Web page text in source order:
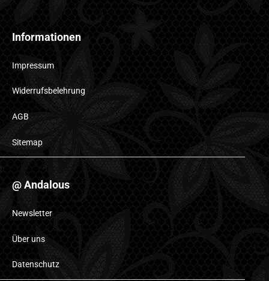
Informationen
Impressum
Widerrufsbelehrung
AGB
Sitemap
@ Andalous
Newsletter
Über uns
Datenschutz